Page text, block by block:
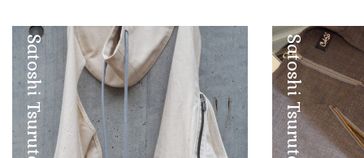
Satoshi Tsuruta Satoshi Tsuruta